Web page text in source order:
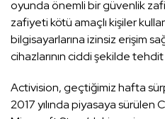
oyunda önemli bir güvenlik
zafiyeti kötü amaçlı kişiler
bilgisayarlarına izinsiz erişim
cihazlarının ciddi şekilde
Activision, geçtiğimiz hafta
2017 yılında piyasaya sürülen